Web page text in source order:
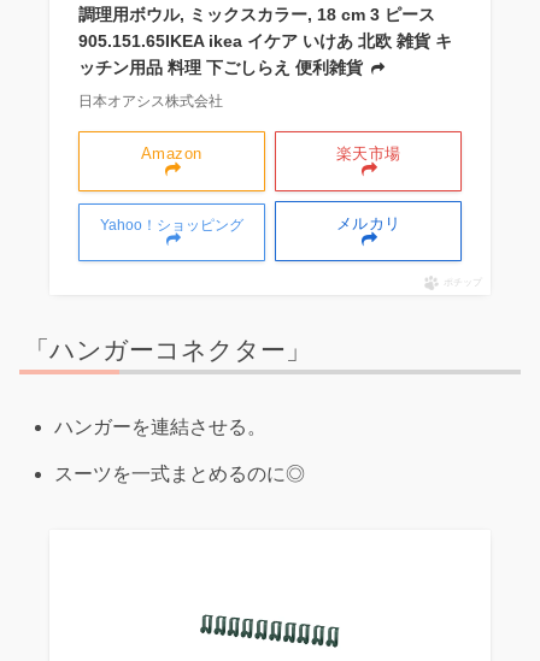
調理用ボウル, ミックスカラー, 18 cm 3 ピース
905.151.65IKEA ikea イケア いけあ 北欧 雑貨 キ
ッチン用品 料理 下ごしらえ 便利雑貨
日本オアシス株式会社
Amazon 楽天市場
Yahoo！ショッピング メルカリ
ポチップ
「ハンガーコネクター」
ハンガーを連結させる。
スーツを一式まとめるのに◎